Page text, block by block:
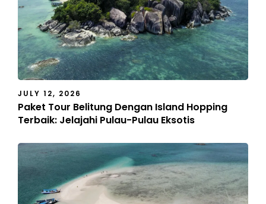
JULY 12, 2026
Paket Tour Belitung Dengan Island Hopping
Terbaik: Jelajahi Pulau-Pulau Eksotis